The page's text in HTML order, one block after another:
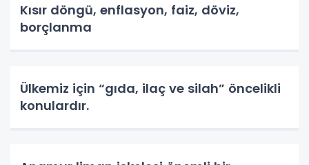
Kısır döngü, enflasyon, faiz, döviz,
borçlanma
Ülkemiz için “gıda, ilaç ve silah” öncelikli
konulardır.